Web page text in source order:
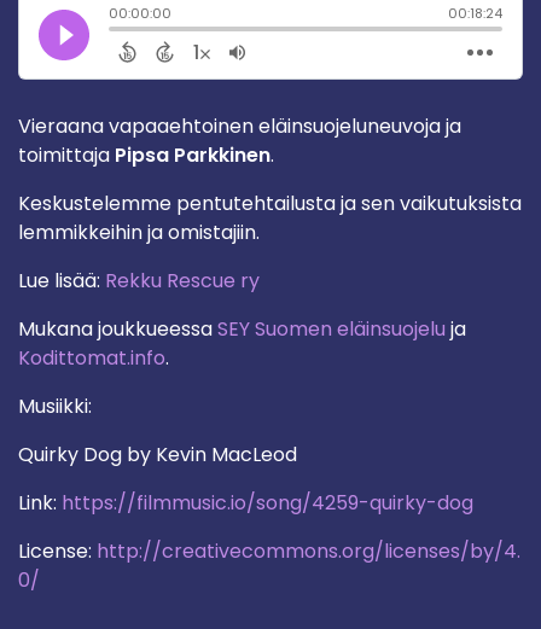
Vieraana vapaaehtoinen eläinsuojeluneuvoja ja
toimittaja Pipsa Parkkinen.
Keskustelemme pentutehtailusta ja sen vaikutuksista
lemmikkeihin ja omistajiin.
Lue lisää: Rekku Rescue ry
Mukana joukkueessaSEY Suomen eläinsuojelu ja
Kodittomat.info.
Musiikki:
Quirky Dog by Kevin MacLeod
Link: https://filmmusic.io/song/4259-quirky-dog
License: http://creativecommons.org/licenses/by/4.
0/